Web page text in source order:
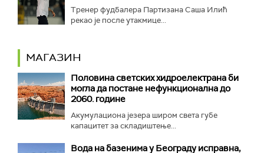
Тренер фудбалера Партизана Саша Илић
рекао је после утакмице...
МАГАЗИН
Половина светских хидроелектрана би
могла да постане нефункционална до
2060. године
Акумулациона језера широм света губе
капацитет за складиштење...
Вода на базенима у Београду исправна,